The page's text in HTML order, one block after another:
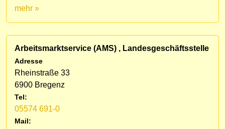
mehr »
Arbeitsmarktservice (AMS) , Landesgeschäftsstelle
Adresse
Rheinstraße 33
6900 Bregenz
Tel:
05574 691-0
Mail: